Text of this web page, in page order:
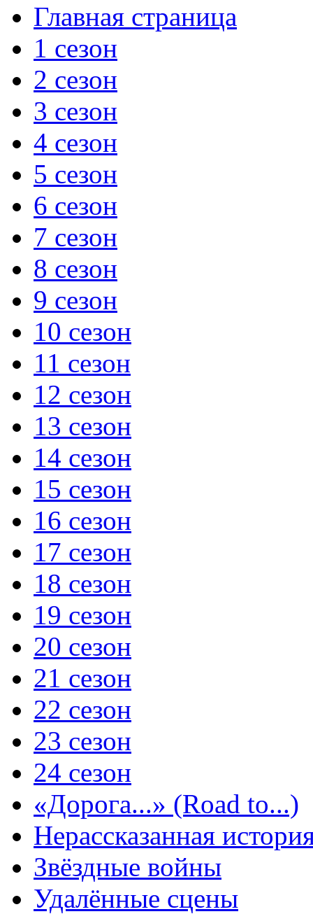
Главная страница
1 сезон
2 сезон
3 сезон
4 сезон
5 сезон
6 сезон
7 сезон
8 сезон
9 сезон
10 сезон
11 сезон
12 сезон
13 сезон
14 сезон
15 сезон
16 сезон
17 сезон
18 сезон
19 сезон
20 сезон
21 сезон
22 сезон
23 сезон
24 сезон
«Дорога...» (Road to...)
Нерассказанная
Звёздные войны
Удалённые сцены